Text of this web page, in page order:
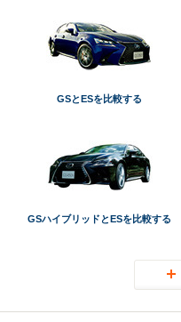
GSとESを比較する
GSハイブリッドとESを比較する